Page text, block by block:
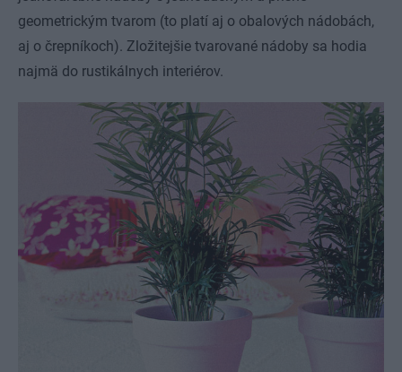
geometrickým tvarom (to platí aj o obalových nádobách,
aj o črepníkoch). Zložitejšie tvarované nádoby sa hodia
najmä do rustikálnych interiérov.